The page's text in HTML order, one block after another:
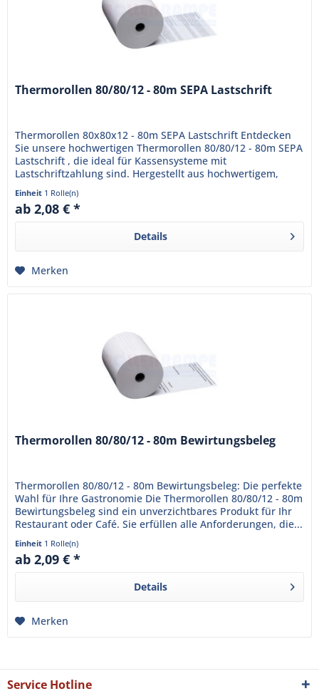
Thermorollen 80/80/12 - 80m SEPA Lastschrift
Thermorollen 80x80x12 - 80m SEPA Lastschrift Entdecken
Sie unsere hochwertigen Thermorollen 80/80/12 - 80m SEPA
Lastschrift , die ideal für Kassensysteme mit
Lastschriftzahlung sind. Hergestellt aus hochwertigem,
BPA-freiem...
Einheit 1 Rolle(n)
ab 2,08 € *
Details
Merken
Thermorollen 80/80/12 - 80m Bewirtungsbeleg
Thermorollen 80/80/12 - 80m Bewirtungsbeleg: Die perfekte
Wahl für Ihre Gastronomie Die Thermorollen 80/80/12 - 80m
Bewirtungsbeleg sind ein unverzichtbares Produkt für Ihr
Restaurant oder Café. Sie erfüllen alle Anforderungen, die...
Einheit 1 Rolle(n)
ab 2,09 € *
Details
Merken
Service Hotline